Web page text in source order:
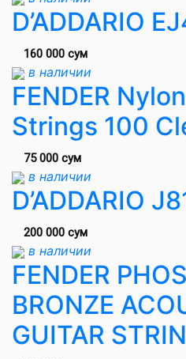
D’ADDARIO
160 000 сум
в наличии
FENDER
Strings 100
75 000 сум
в наличии
D’ADDARIO
200 000 сум
в наличии
FENDER
BRONZE
GUITAR